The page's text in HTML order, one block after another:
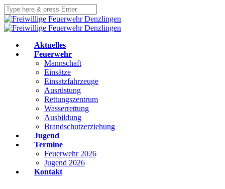
Aktuelles
Feuerwehr
Mannschaft
Einsätze
Einsatzfahrzeuge
Ausrüstung
Rettungszentrum
Wasserrettung
Ausbildung
Brandschutzerziehung
Jugend
Termine
Feuerwehr 2026
Jugend 2026
Kontakt